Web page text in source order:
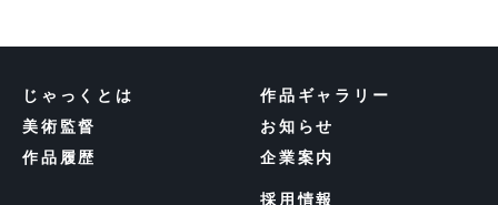
じゃっくとは
美術監督
作品履歴
作品ギャラリー
お知らせ
企業案内
採用情報